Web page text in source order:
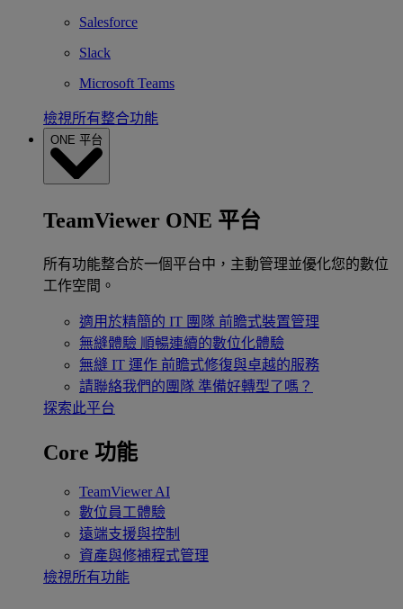
Salesforce
Slack
Microsoft Teams
檢視所有整合功能
ONE 平台
TeamViewer ONE 平台
所有功能整合於一個平台中，主動管理並優化您的數位
工作空間。
適用於精簡的 IT 團隊 前瞻式裝置管理
無縫體驗 順暢連續的數位化體驗
無縫 IT 運作 前瞻式修復與卓越的服務
請聯絡我們的團隊 準備好轉型了嗎？
探索此平台
Core 功能
TeamViewer AI
數位員工體驗
遠端支援與控制
資產與修補程式管理
檢視所有功能